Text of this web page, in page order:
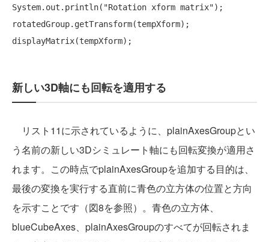
System.out.println( "Rotation xform matrix");
rotatedGroup.getTransform(tempXform);
新しい3D軸にも回転を適用する
リスト11に示されているように、plainAxesGroupとい
う名前の新しい3Dシミュレート軸にも回転変換が適用さ
れます。この時点でplainAxesGroupを追加する目的は、
最後の変換を実行する直前に青色の立方体の位置と方向
を示すことです（図8を参照）。青色の立方体、
blueCubeAxes、plainAxesGroupのすべてが回転されま